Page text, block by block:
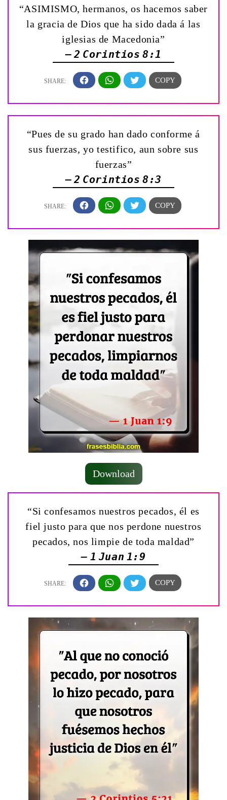
“ASIMISMO, hermanos, os hacemos saber
la gracia de Dios que ha sido dada á las
iglesias de Macedonia”
— 2 Corintios 8:1
“Pues de su grado han dado conforme á
sus fuerzas, yo testifico, aun sobre sus
fuerzas”
— 2 Corintios 8:3
Download
“Si confesamos nuestros pecados, él es
fiel justo para que nos perdone nuestros
pecados, nos limpie de toda maldad”
— 1 Juan 1:9